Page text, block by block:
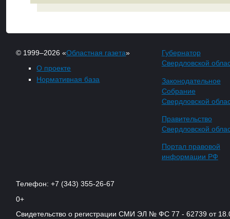
© 1999–2026 «Областная газета»
О проекте
Нормативная база
Губернатор
Свердловской
Законодательное
Собрание
Свердловской
Правительство
Свердловской
Портал правовой
информации РФ
Телефон: +7 (343) 355-26-67
0+
Свидетельство о регистрации СМИ ЭЛ № ФС 77 - 62739 от